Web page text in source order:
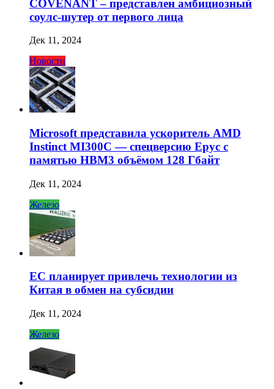
COVENANT – представлен амбициозный
соулс-шутер от первого лица
Дек 11, 2024
Новости
Microsoft представила ускоритель AMD
Instinct MI300C — спецверсию Epyc с
памятью HBM3 объёмом 128 Гбайт
Дек 11, 2024
Железо
ЕС планирует привлечь технологии из
Китая в обмен на субсидии
Дек 11, 2024
Железо